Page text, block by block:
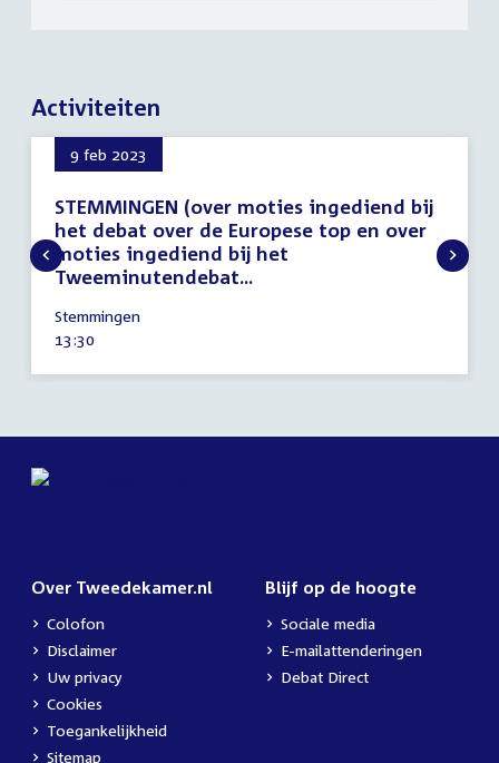
Activiteiten
9 feb 2023
STEMMINGEN (over moties ingediend bij
het debat over de Europese top en over
moties ingediend bij het
Tweeminutendebat...
februari
2023
Stemmingen
Tijd
13:30
Over Tweedekamer.nl
Colofon
Disclaimer
Uw privacy
Cookies
Toegankelijkheid
Sitemap
Blijf op de hoogte
Sociale media
E-mailattenderingen
Debat Direct